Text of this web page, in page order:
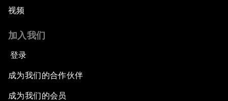
视频
加入我们
登录
成为我们的合作伙伴
成为我们的会员